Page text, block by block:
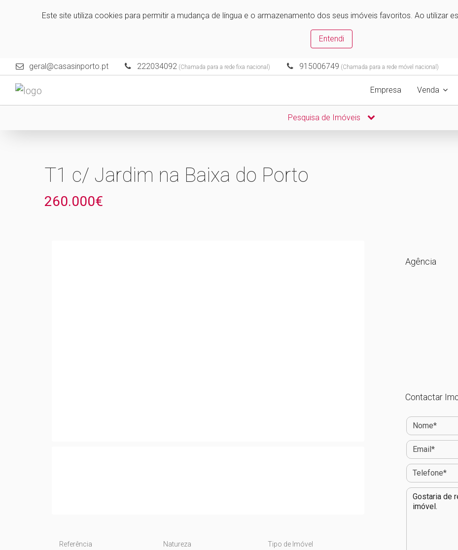
Este site utiliza cookies para permitir a mudança de língua e o armazenamento dos seus imóveis favoritos. Ao utilizar
Entendi
geral@casasinporto.pt 222034092 (Chamada para a rede fixa nacional) 915006749 (Chamada para a rede móvel nacional)
Empresa Venda
Pesquisa de Imóveis
T1 c/ Jardim na Baixa do Porto
260.000€
Referência Natureza Tipo de Imóvel
Agência
Contactar